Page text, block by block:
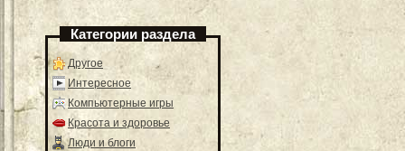
Категории раздела
Другое
Интересное
Компьютерные игры
Красота и здоровье
Люди и блоги